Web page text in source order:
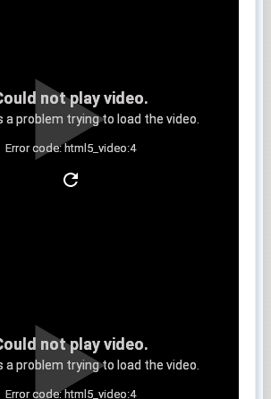
not play video.
a problem trying to load the video.
Error code: html5_video:4
not play video.
a problem trying to load the video.
Error code: html5_video:4